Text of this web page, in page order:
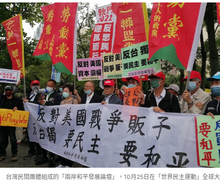
台灣民間團體組成的「兩岸和平發展論壇」，10月25日在「世界民主運動」全球大